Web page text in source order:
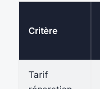
Critère
Tarif